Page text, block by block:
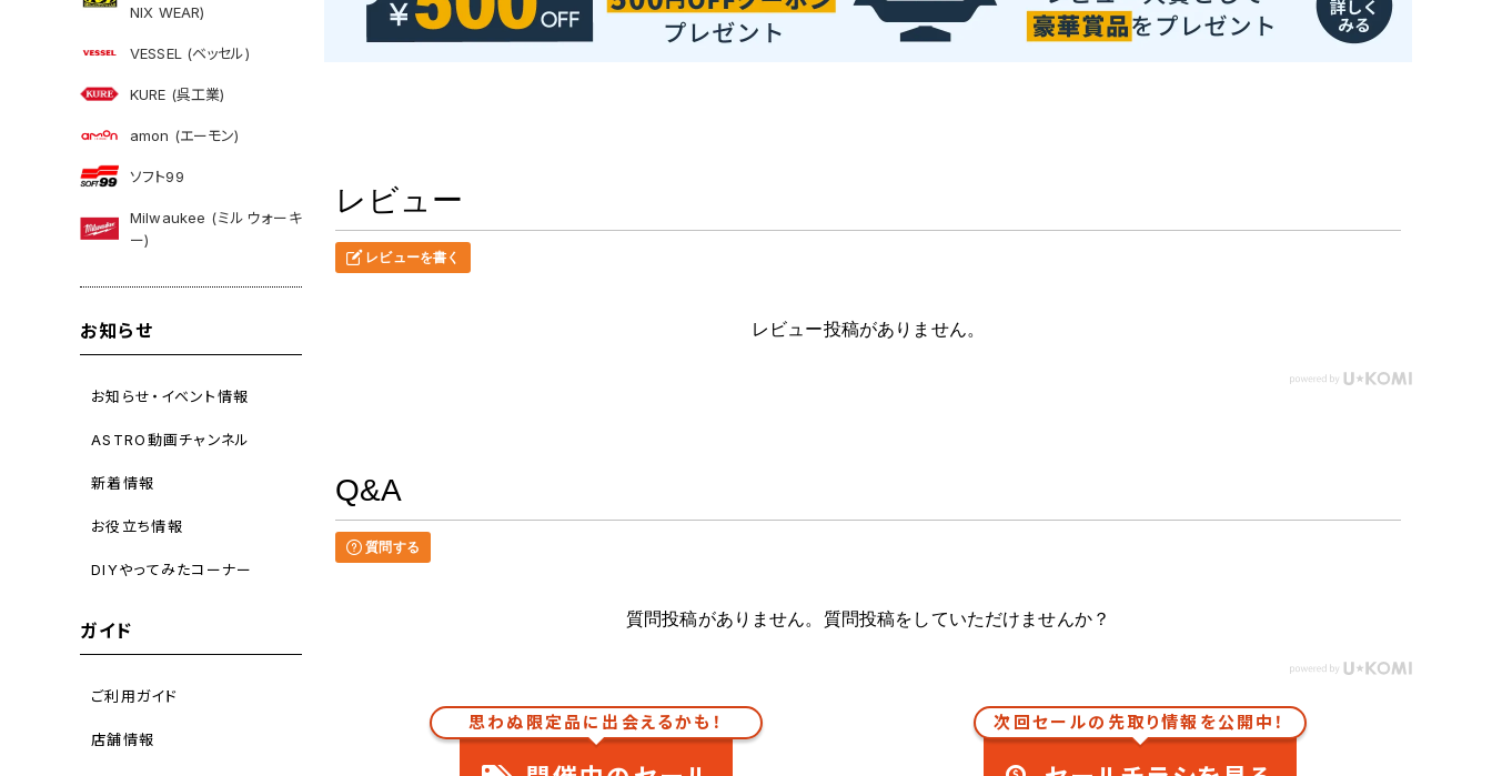
NIX WEAR)
VESSEL (ベッセル)
KURE (呉工業)
amon (エーモン)
ソフト99
Milwaukee (ミルウォーキ
ー)
お知らせ
お知らせ・イベント情報
ASTRO動画チャンネル
新着情報
お役立ち情報
DIYやってみたコーナー
ガイド
ご利用ガイド
店舗情報
レビュー
レビューを書く
レビュー投稿がありません。
Q&A
質問する
質問投稿がありません。質問投稿をしていただけませんか？
思わぬ限定品に出会えるかも！ 次回セールの先取り情報を公開中！